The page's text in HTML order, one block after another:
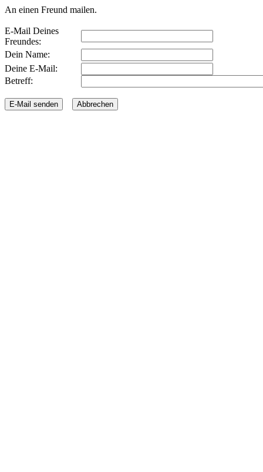
An einen Freund mailen.
E-Mail Deines
Freundes:
Dein Name:
Deine E-Mail:
Betreff: